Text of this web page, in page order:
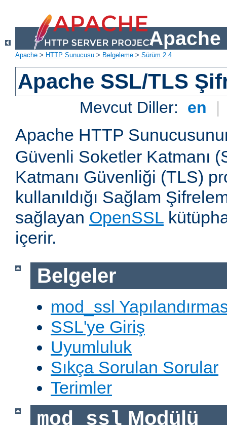
Apache
Apache > HTTP Sunucusu > Belgeleme > Sürüm 2.4
Apache SSL/TLS
Mevcut Diller: en |
Apache HTTP
Güvenli Soketler Katmanı
Katmanı Güvenliği (TLS)
kullanıldığı Sağlam
sağlayan OpenSSL
içerir.
Belgeler
mod_ssl
SSL'ye Giriş
Uyumluluk
Sıkça Sorulan Sorular
Terimler
mod_ssl Modülü